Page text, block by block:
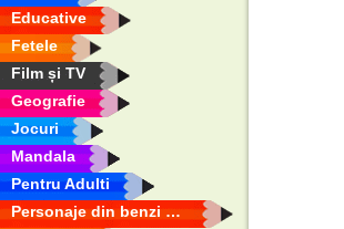
Educative
Fetele
Film și TV
Geografie
Jocuri
Mandala
Pentru Adulti
Personaje din benzi desenate